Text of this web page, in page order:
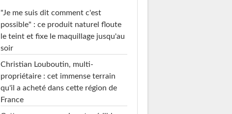
"Je me suis dit comment c'est
possible" : ce produit naturel floute
le teint et fixe le maquillage jusqu'au
soir
Christian Louboutin, multi-
propriétaire : cet immense terrain
qu'il a acheté dans cette région de
France